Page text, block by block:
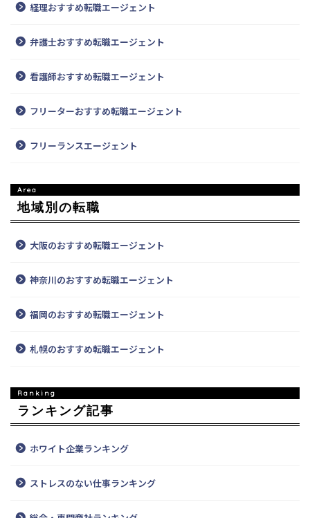
経理おすすめ転職エージェント
弁護士おすすめ転職エージェント
看護師おすすめ転職エージェント
フリーターおすすめ転職エージェント
フリーランスエージェント
地域別の転職
大阪のおすすめ転職エージェント
神奈川のおすすめ転職エージェント
福岡のおすすめ転職エージェント
札幌のおすすめ転職エージェント
ランキング記事
ホワイト企業ランキング
ストレスのない仕事ランキング